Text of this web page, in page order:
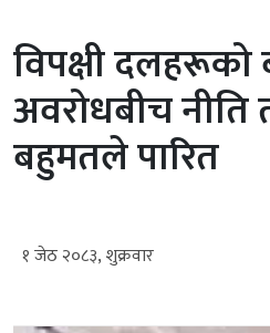
विपक्षी दलहरूको
अवरोधबीच नीति
बहुमतले पारित
१ जेठ २०८३, शुक्रवार